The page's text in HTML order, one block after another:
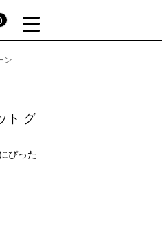
ン
ト グ
ぴった